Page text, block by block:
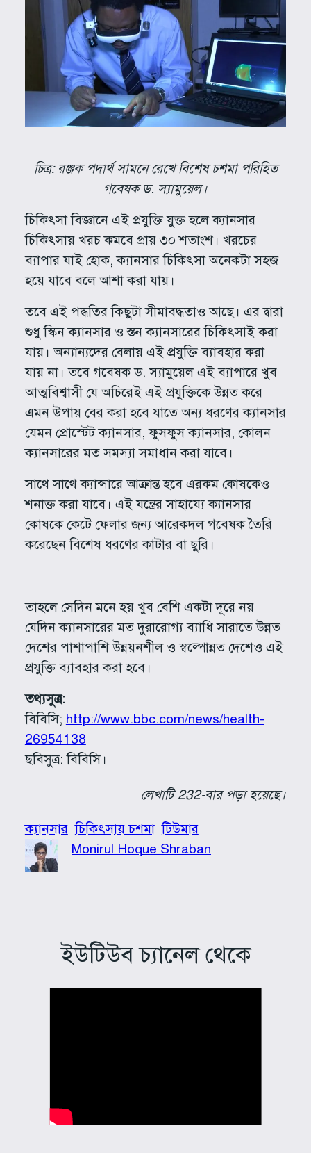
চিত্র: রঞ্জক পদার্থ সামনে রেখে বিশেষ চশমা পরিহিত
গবেষক ড. স্যামুয়েল।
চিকিৎসা বিজ্ঞানে এই প্রযুক্তি যুক্ত হলে ক্যানসার
চিকিৎসায় খরচ কমবে প্রায় ৩০ শতাংশ। খরচের
ব্যাপার যাই হোক, ক্যানসার চিকিৎসা অনেকটা সহজ
হয়ে যাবে বলে আশা করা যায়।
তবে এই পদ্ধতির কিছুটা সীমাবদ্ধতাও আছে। এর দ্বারা
শুধু স্কিন ক্যানসার ও স্তন ক্যানসারের চিকিৎসাই করা
যায়। অন্যান্যদের বেলায় এই প্রযুক্তি ব্যাবহার করা
যায় না। তবে গবেষক ড. স্যামুয়েল এই ব্যাপারে খুব
আত্মবিশ্বাসী যে অচিরেই এই প্রযুক্তিকে উন্নত করে
এমন উপায় বের করা হবে যাতে অন্য ধরণের ক্যানসার
যেমন প্রোস্টেট ক্যানসার, ফুসফুস ক্যানসার, কোলন
ক্যানসারের মত সমস্যা সমাধান করা যাবে।
সাথে সাথে ক্যান্সারে আক্রান্ত হবে এরকম কোষকেও
শনাক্ত করা যাবে। এই যন্ত্রের সাহায্যে ক্যানসার
কোষকে কেটে ফেলার জন্য আরেকদল গবেষক তৈরি
করেছেন বিশেষ ধরণের কাটার বা ছুরি।
তাহলে সেদিন মনে হয় খুব বেশি একটা দূরে নয়
যেদিন ক্যানসারের মত দুরারোগ্য ব্যাধি সারাতে উন্নত
দেশের পাশাপাশি উন্নয়নশীল ও স্বল্পোন্নত দেশেও এই
প্রযুক্তি ব্যাবহার করা হবে।
তথ্যসুত্র:
বিবিসি; http://www.bbc.com/news/health-
26954138
ছবিসুত্র: বিবিসি।
লেখাটি 232-বার পড়া হয়েছে।
ক্যানসার চিকিৎসায় চশমা টিউমার
Monirul Hoque Shraban
ইউটিউব চ্যানেল থেকে